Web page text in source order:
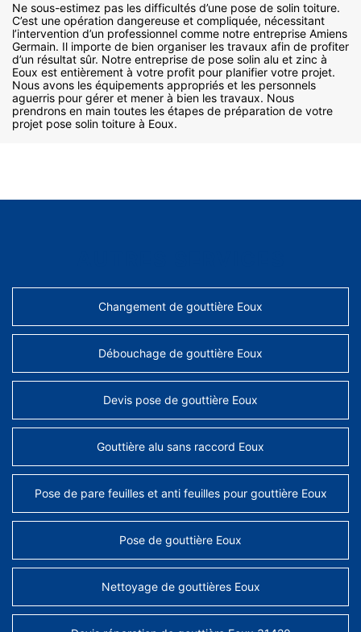
Ne sous-estimez pas les difficultés d’une pose de solin toiture.
C’est une opération dangereuse et compliquée, nécessitant
l’intervention d’un professionnel comme notre entreprise Amiens
Germain. Il importe de bien organiser les travaux afin de profiter
d’un résultat sûr. Notre entreprise de pose solin alu et zinc à
Eoux est entièrement à votre profit pour planifier votre projet.
Nous avons les équipements appropriés et les personnels
aguerris pour gérer et mener à bien les travaux. Nous
prendrons en main toutes les étapes de préparation de votre
projet pose solin toiture à Eoux.
Changement de gouttière Eoux
Débouchage de gouttière Eoux
Devis pose de gouttière Eoux
Gouttière alu sans raccord Eoux
Pose de pare feuilles et anti feuilles pour gouttière Eoux
Pose de gouttière Eoux
Nettoyage de gouttières Eoux